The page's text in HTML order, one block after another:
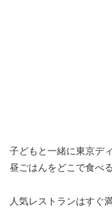
子どもと一緒に東京デ
昼ごはんをどこで食べ
人気レストランはすぐ